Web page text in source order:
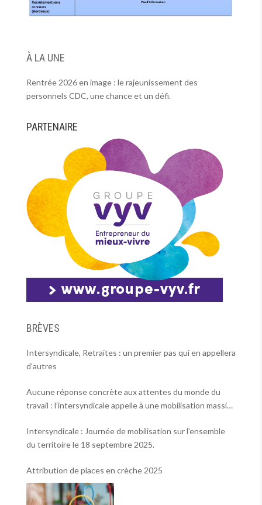
À LA UNE
Rentrée 2026 en image : le rajeunissement des
personnels CDC, une chance et un défi.
PARTENAIRE
BRÈVES
Intersyndicale, Retraites : un premier pas qui en appellera
d’autres
Aucune réponse concrète aux attentes du monde du
travail : l’intersyndicale appelle à une mobilisation massive
Intersyndicale : Journée de mobilisation sur l’ensemble
du territoire le 18 septembre 2025.
Attribution de places en crèche 2025